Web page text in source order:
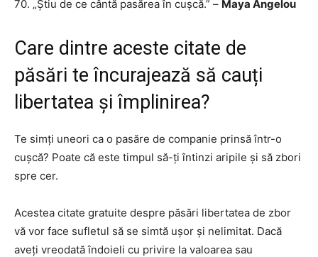
70. „Știu de ce cântă pasărea în cușcă.” – Maya Angelou
Care dintre aceste citate de
păsări te încurajează să cauți
libertatea și împlinirea?
Te simți uneori ca o pasăre de companie prinsă într-o
cușcă? Poate că este timpul să-ți întinzi aripile și să zbori
spre cer.
Acestea citate gratuite despre păsări libertatea de zbor
vă vor face sufletul să se simtă ușor și nelimitat. Dacă
aveți vreodată îndoieli cu privire la valoarea sau